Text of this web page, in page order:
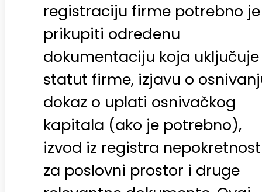
registraciju firme potrebno je
prikupiti određenu
dokumentaciju koja uključuje
statut firme, izjavu o
dokaz o uplati osnivačkog
kapitala (ako je potrebno),
izvod iz registra
za poslovni prostor i druge